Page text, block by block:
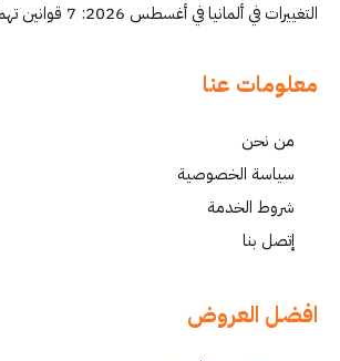
التغييرات في ألمانيا في أغسطس 2026: 7 قوانين تهمك
معلومات عنا
من نحن
سياسة الخصوصية
شروط الخدمة
إتصل بنا
افضل العروض